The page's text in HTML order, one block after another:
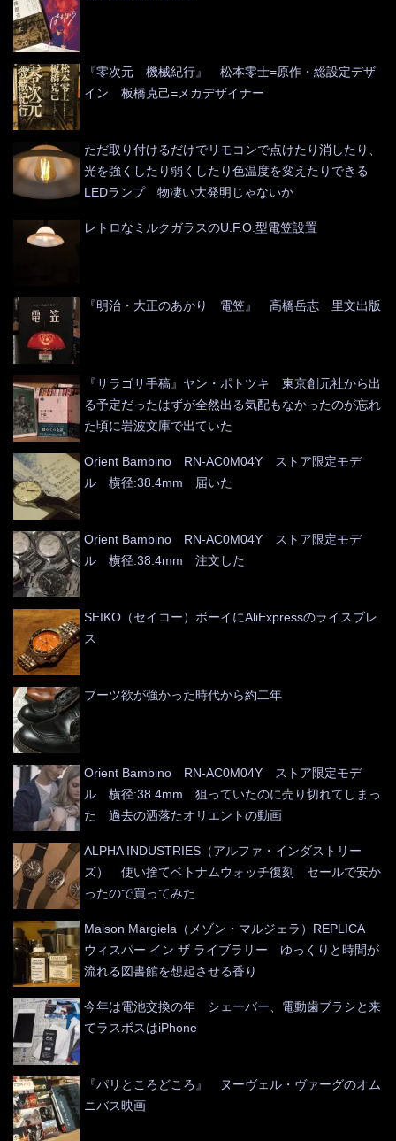
『零次元 機械紀行』 松本零士=原作・総設定デザ
イン 板橋克己=メカデザイナー
ただ取り付けるだけでリモコンで点けたり消したり、
光を強くしたり弱くしたり色温度を変えたりできる
LEDランプ 物凄い大発明じゃないか
レトロなミルクガラスのU.F.O.型電笠設置
『明治・大正のあかり 電笠』 高橋岳志 里文出版
『サラゴサ手稿』ヤン・ポトツキ 東京創元社から出
る予定だったはずが全然出る気配もなかったのが忘れ
た頃に岩波文庫で出ていた
Orient Bambino RN-AC0M04Y ストア限定モデ
ル 横径:38.4mm 届いた
Orient Bambino RN-AC0M04Y ストア限定モデ
ル 横径:38.4mm 注文した
SEIKO（セイコー）ボーイにAliExpressのライスブレ
ス
ブーツ欲が強かった時代から約二年
Orient Bambino RN-AC0M04Y ストア限定モデ
ル 横径:38.4mm 狙っていたのに売り切れてしまっ
た 過去の洒落たオリエントの動画
ALPHA INDUSTRIES（アルファ・インダストリー
ズ） 使い捨てベトナムウォッチ復刻 セールで安か
ったので買ってみた
Maison Margiela（メゾン・マルジェラ）REPLICA
ウィスパー イン ザ ライブラリー ゆっくりと時間が
流れる図書館を想起させる香り
今年は電池交換の年 シェーバー、電動歯ブラシと来
てラスボスはiPhone
『パリところどころ』 ヌーヴェル・ヴァーグのオム
ニバス映画